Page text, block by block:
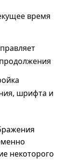
время
шрифта и
некоторого